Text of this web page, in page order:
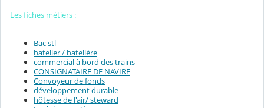
Les fiches métiers :
Bac stl
batelier / batelière
commercial à bord des trains
CONSIGNATAIRE DE NAVIRE
Convoyeur de fonds
développement durable
hôtesse de l'air/ steward